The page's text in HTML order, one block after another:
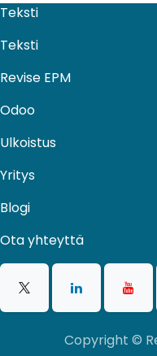
Teksti
Teksti
Revise EPM
Odoo
Ulkoistus​
Yritys
Blogi
Ota yhteyttä
Copyright ©